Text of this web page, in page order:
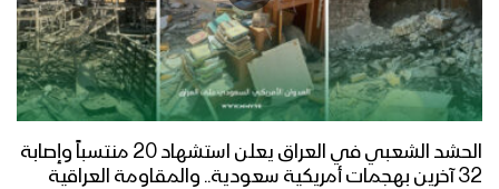
الحشد الشعبي في العراق يعلن استشهاد 20 منتسباً وإصابة
32 آخرين بهجمات أمريكية سعودية.. والمقاومة العراقية